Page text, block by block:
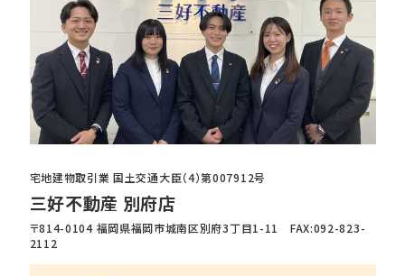
宅地建物取引業 国土交通大臣（4）第007912号
三好不動産 別府店
〒814-0104 福岡県福岡市城南区別府3丁目1-11 FAX:092-823-
2112